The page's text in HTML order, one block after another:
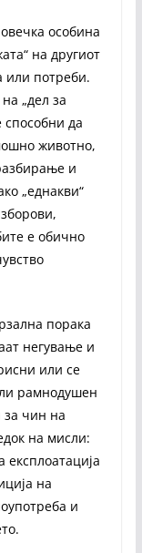
особина
на другиот
или потреби.
„дел за
способни да
животно,
и
„еднакви“
е обично
порака
негување и
или се
рамнодушен
за чин на
на мисли:
експлоатација
на
и